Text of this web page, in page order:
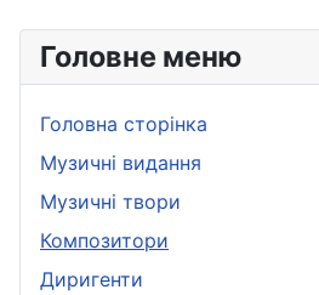
Головне меню
Головна сторінка
Музичні видання
Музичні твори
Композитори
Диригенти